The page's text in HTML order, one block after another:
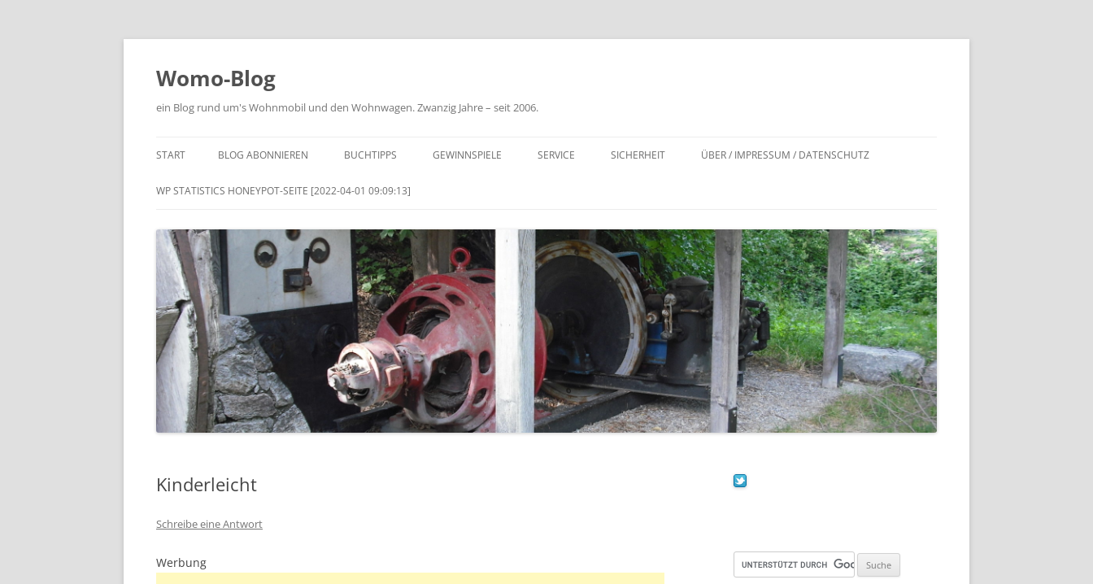
Zum
Womo-Blog
ein Blog rund um's Wohnmobil und den Wohnwagen. Zwanzig Jahre – seit 2006.
START BLOG ABONNIEREN BUCHTIPPS GEWINNSPIELE SERVICE SICHERHEIT ÜBER / IMPRESSUM / DATENSCHUTZ
WP STATISTICS HONEYPOT-SEITE [2022-04-01 09:09:13]
Kinderleicht
Schreibe eine Antwort
Werbung